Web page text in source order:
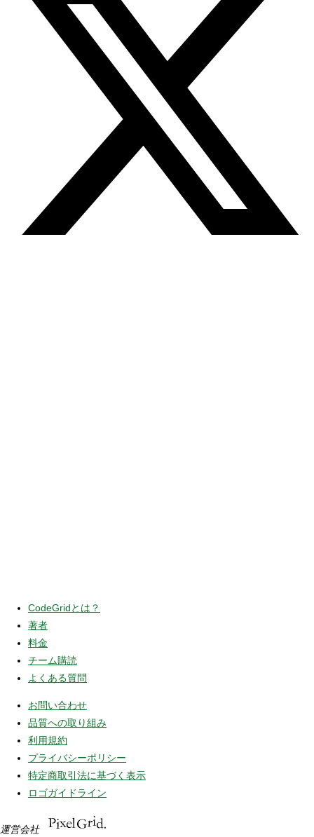
CodeGridとは？
著者
料金
チーム購読
よくある質問
お問い合わせ
品質への取り組み
利用規約
プライバシーポリシー
特定商取引法に基づく表示
ロゴガイドライン
運営会社